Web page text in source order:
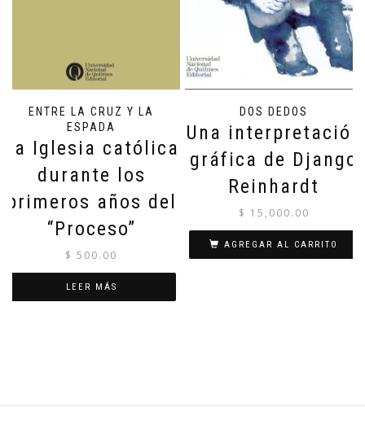
ENTRE LA CRUZ Y LA
ESPADA
La Iglesia católica
durante los
primeros años del
“Proceso”
$ 500.00
LEER MÁS
DOS DEDOS
Una interpretación
gráfica de Django
Reinhardt
$ 15,000.00
AGREGAR AL CARRITO